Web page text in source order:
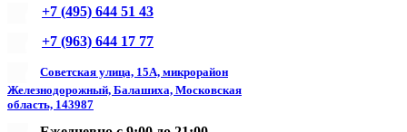
+7 (495) 644 51 43
+7 (963) 644 17 77
Советская улица, 15А, микрорайон
Железнодорожный, Балашиха, Московская
область, 143987